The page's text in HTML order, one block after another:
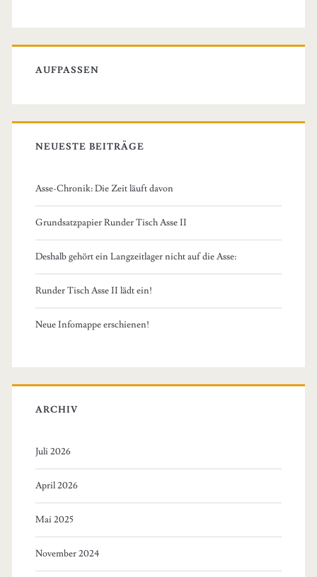
AUFPASSEN
NEUESTE BEITRÄGE
Asse-Chronik: Die Zeit läuft davon
Grundsatzpapier Runder Tisch Asse II
Deshalb gehört ein Langzeitlager nicht auf die Asse:
Runder Tisch Asse II lädt ein!
Neue Infomappe erschienen!
ARCHIV
Juli 2026
April 2026
Mai 2025
November 2024